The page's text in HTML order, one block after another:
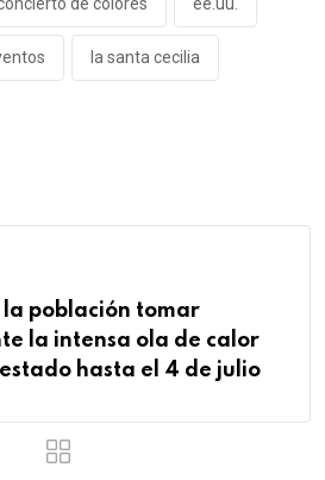
la santa cecilia
población tomar
la intensa ola de calor
hasta el 4 de julio